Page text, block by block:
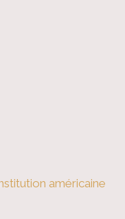
américaine